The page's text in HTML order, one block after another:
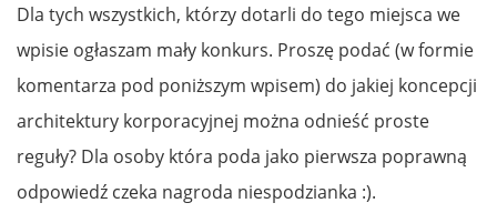
Dla tych wszystkich, którzy dotarli do tego miejsca we
wpisie ogłaszam mały konkurs. Proszę podać (w formie
komentarza pod poniższym wpisem) do jakiej koncepcji
architektury korporacyjnej można odnieść proste
reguły? Dla osoby która poda jako pierwsza poprawną
odpowiedź czeka nagroda niespodzianka :).